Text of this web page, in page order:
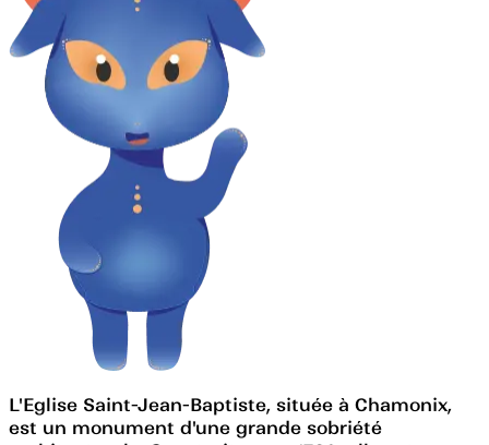
L'Eglise Saint-Jean-Baptiste, située à Chamonix,
est un monument d'une grande sobriété